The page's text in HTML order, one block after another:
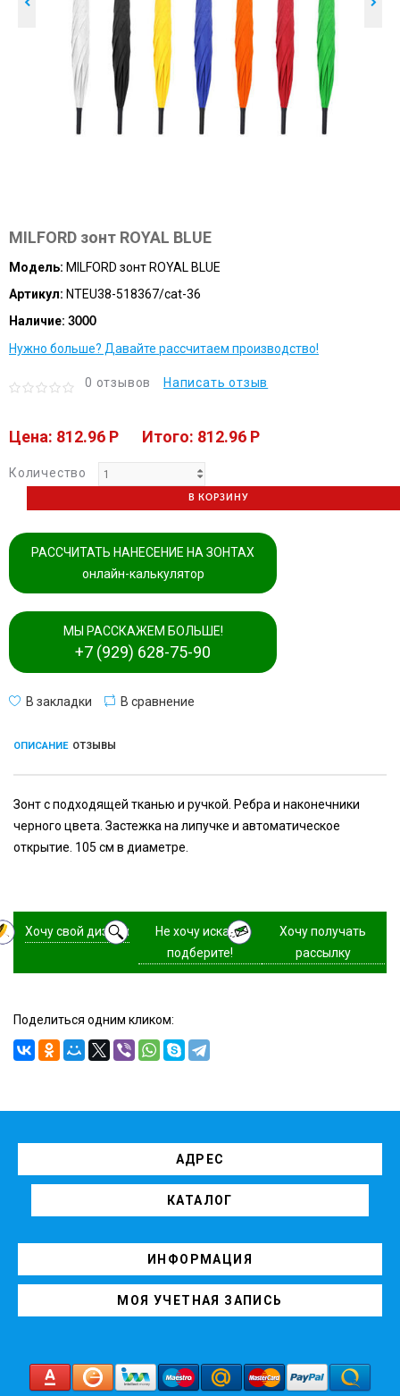
MILFORD зонт ROYAL BLUE
Модель: MILFORD зонт ROYAL BLUE
Артикул: NTEU38-518367/cat-36
Наличие: 3000
Нужно больше? Давайте рассчитаем производство!
0 отзывов Написать отзыв
Цена: 812.96 P Итого: 812.96 P
Количество
В КОРЗИНУ
РАССЧИТАТЬ НАНЕСЕНИЕ НА ЗОНТАХ
онлайн-калькулятор
МЫ РАССКАЖЕМ БОЛЬШЕ!
+7 (929) 628-75-90
В закладки В сравнение
ОПИСАНИЕ ОТЗЫВЫ
Зонт с подходящей тканью и ручкой. Ребра и наконечники
черного цвета. Застежка на липучке и автоматическое
открытие. 105 см в диаметре.
Хочу свой дизайн
Не хочу искать,
подберите!
Хочу получать
рассылку
Поделиться одним кликом:
АДРЕС
КАТАЛОГ
ИНФОРМАЦИЯ
МОЯ УЧЕТНАЯ ЗАПИСЬ